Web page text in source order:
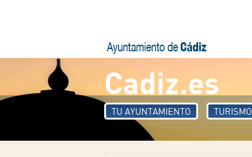
Cadiz.es
TU AYUNTAMIENTO TURISMO